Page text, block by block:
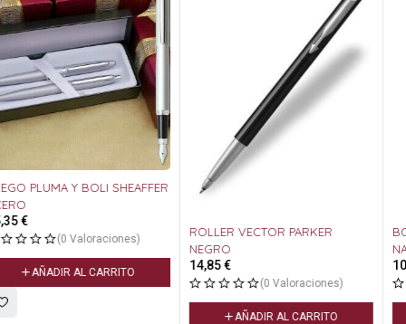
ROLLER VECTOR PARKER
NEGRO
14,85€
BOLIGRAFO PARKER JOTTER
NARANJA CARRUSEL ROCK
GLAM 2162143 70 S
10,50
(0 Valoraciones)
AÑADIR AL CARRITO